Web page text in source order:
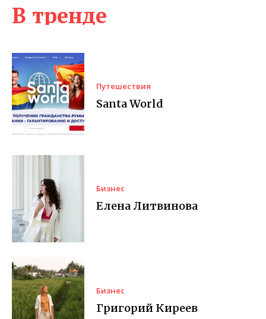
В тренде
Путешествия
Santa World
Бизнес
Елена Литвинова
Бизнес
Григорий Киреев